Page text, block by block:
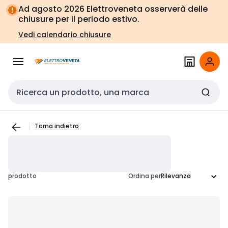
Vai alla
navigazione
Vai
alla
pagina
Ad agosto 2026 Elettroveneta osserverà delle
chiusure per il periodo estivo.
Vedi calendario chiusure
Cerca input
Torna indietro
prodotto Ordina per